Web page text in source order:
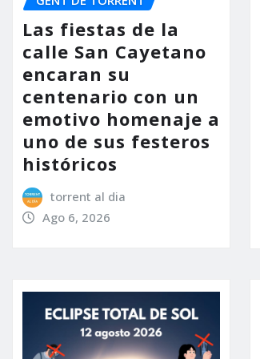
Las fiestas de la
calle San Cayetano
encaran su
centenario con un
emotivo homenaje a
uno de sus festeros
históricos
torrent al dia
Ago 6, 2026